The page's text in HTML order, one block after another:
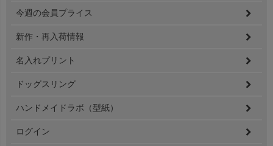
ップ
今週の会員プライス
新作・再入荷情報
名入れプリント
ドッグスリング
ハンドメイドラボ（型紙）
ログイン